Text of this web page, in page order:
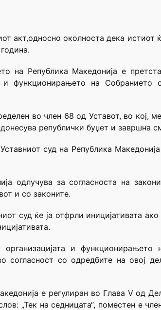
акт,односно околноста дека истиот
на Република Македонија е
и функционирањето на
во член 68 од Уставот, во кој,
републички буџет и завршна
суд на Република Македонија
одлучува за согласноста на
и со законите.
суд ќе ја отфрли иницијативата
и функционирањето
согласност со одредбите на овој
е регулиран во Глава V од
„Тек на седницата“, поместен е